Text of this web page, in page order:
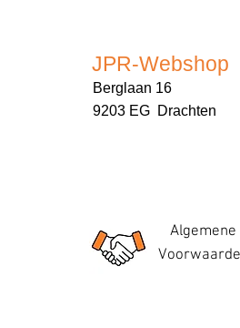
JPR-Webshop
Berglaan 16
9203 EG Drachten
Algemene